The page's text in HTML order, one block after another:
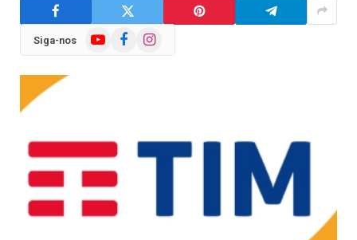
Siga-nos YouTubeFacebookInstagram